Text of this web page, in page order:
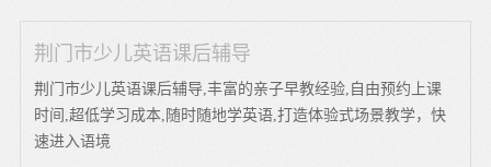
荆门市少儿英语课后辅导
荆门市少儿英语课后辅导,丰富的亲子早教经验,自由预约上课
时间,超低学习成本,随时随地学英语,打造体验式场景教学，快
速进入语境